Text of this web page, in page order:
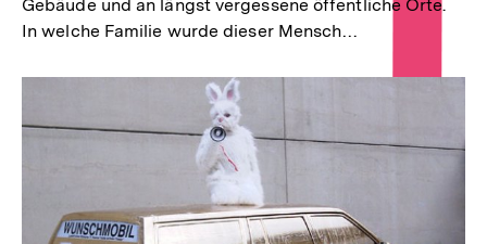
Gebäude und an längst vergessene öffentliche Orte.
In welche Familie wurde dieser Mensch…